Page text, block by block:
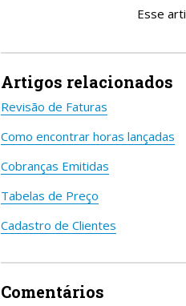
Esse
Artigos relacionados
Revisão de Faturas
Como encontrar horas lançadas
Cobranças Emitidas
Tabelas de Preço
Cadastro de Clientes
Comentários